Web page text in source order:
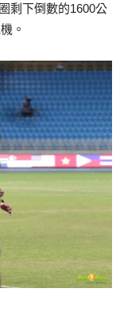
剩下倒數的1600公
。